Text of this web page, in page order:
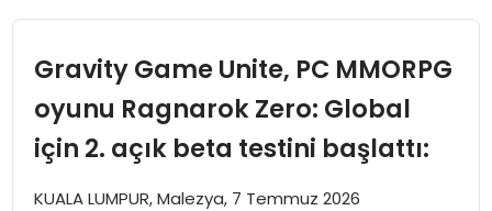
Gravity Game Unite, PC MMORPG
oyunu Ragnarok Zero: Global
için 2. açık beta testini başlattı:
KUALA LUMPUR, Malezya, 7 Temmuz 2026